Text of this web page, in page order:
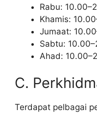
Rabu:
Khamis:
Jumaat:
Sabtu:
Ahad:
C.
Terdapat pelbagai